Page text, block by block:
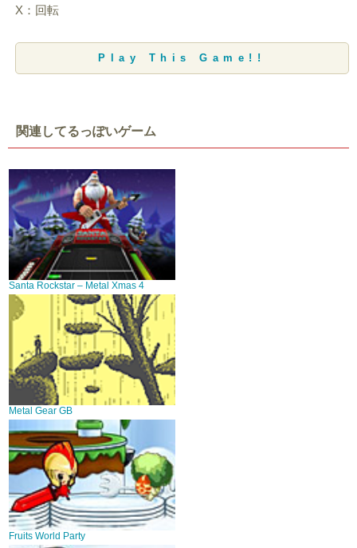
X：回転
Play This Game!!
関連してるっぽいゲーム
Santa Rockstar – Metal Xmas 4
Metal Gear GB
Fruits World Party